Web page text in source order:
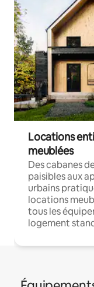
Locations
meublées
Des cabanes
paisibles aux
urbains
locations
tous les
logement